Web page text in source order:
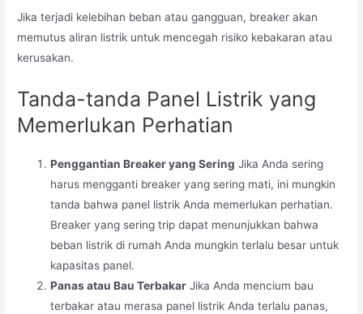
Jika terjadi kelebihan beban atau gangguan, breaker akan
memutus aliran listrik untuk mencegah risiko kebakaran atau
kerusakan.
Tanda-tanda Panel Listrik yang
Memerlukan Perhatian
Penggantian Breaker yang Sering Jika Anda sering
harus mengganti breaker yang sering mati, ini mungkin
tanda bahwa panel listrik Anda memerlukan perhatian.
Breaker yang sering trip dapat menunjukkan bahwa
beban listrik di rumah Anda mungkin terlalu besar untuk
kapasitas panel.
Panas atau Bau Terbakar Jika Anda mencium bau
terbakar atau merasa panel listrik Anda terlalu panas,